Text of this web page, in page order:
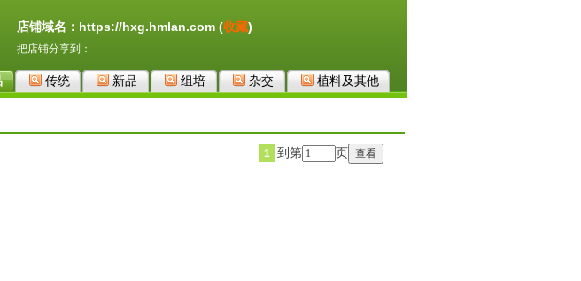
店铺域名：https://hxg.hmlan.com (收藏)
把店铺分享到：
传统 新品 组培 杂交 植料及其他
1 到第 页